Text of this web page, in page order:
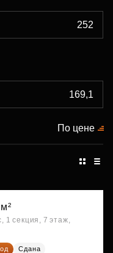
По цене
1 секция, 7 этаж,
Сдана